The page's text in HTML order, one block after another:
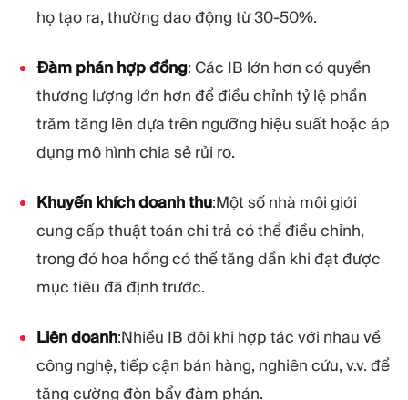
họ tạo ra, thường dao động từ 30-50%.
Đàm phán hợp đồng: Các IB lớn hơn có quyền
thương lượng lớn hơn để điều chỉnh tỷ lệ phần
trăm tăng lên dựa trên ngưỡng hiệu suất hoặc áp
dụng mô hình chia sẻ rủi ro.
Khuyến khích doanh thu:Một số nhà môi giới
cung cấp thuật toán chi trả có thể điều chỉnh,
trong đó hoa hồng có thể tăng dần khi đạt được
mục tiêu đã định trước.
Liên doanh:Nhiều IB đôi khi hợp tác với nhau về
công nghệ, tiếp cận bán hàng, nghiên cứu, v.v. để
tăng cường đòn bẩy đàm phán.